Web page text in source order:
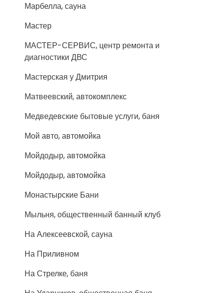
Марбелла, сауна
Мастер
МАСТЕР-СЕРВИС, центр ремонта и
диагностики ДВС
Мастерская у Дмитрия
Матвеевский, автокомплекс
Медведевские бытовые услуги, баня
Мой авто, автомойка
Мойдодыр, автомойка
Мойдодыр, автомойка
Монастырские Бани
Мыльня, общественный банный клуб
На Алексеевской, сауна
На Приливном
На Стрелке, баня